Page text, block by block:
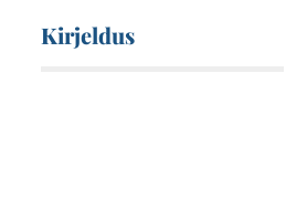
Kirjeldus